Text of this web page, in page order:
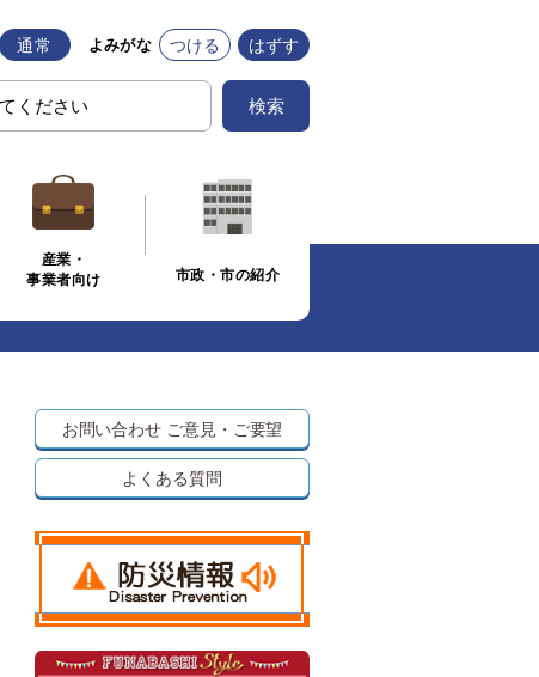
通常 よみがな つける はずす
検索
産業・
事業者向け
市政・市の紹介
お問い合わせ ご意見・ご要望
よくある質問